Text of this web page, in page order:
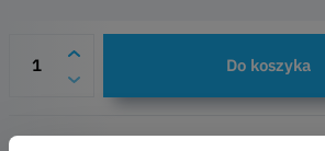
Do koszyka